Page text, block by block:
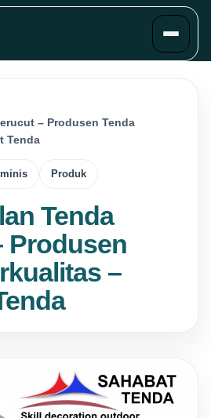
– Produsen Tenda
Tenda
Produk
Tenda
Produsen
–